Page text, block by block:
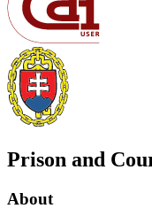
Prison and
About